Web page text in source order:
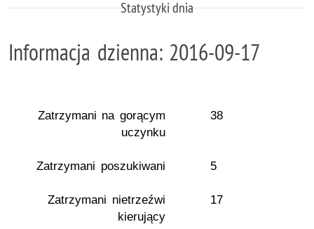
Statystyki dnia
Informacja dzienna: 2016-09-17
Zatrzymani na gorącym
uczynku
38
Zatrzymani poszukiwani 5
Zatrzymani nietrzeźwi
kierujący
17